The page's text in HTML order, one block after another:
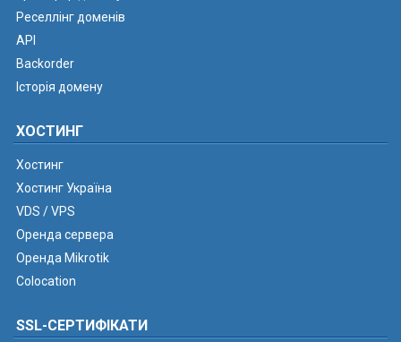
Реселлінг доменів
API
Backorder
Історія домену
ХОСТИНГ
Хостинг
Хостинг Україна
VDS / VPS
Оренда сервера
Оренда Mikrotik
Colocation
SSL-СЕРТИФІКАТИ